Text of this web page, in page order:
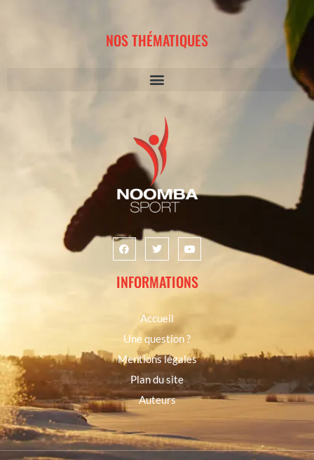
NOS THÉMATIQUES
INFORMATIONS
Accueil
Une question ?
Mentions légales
Plan du site
Auteurs